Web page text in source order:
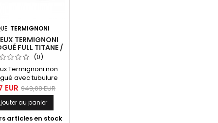
TERMIGNONI
TERMIGNONI
FULL TITANE /
MV AGUSTA
675 / 800 2012-
2016
(0)
Termignoni non
avec tubulure
titane avec
carbone pour MV
Brutale 675 / 800
à 2016 et Rivale
EUR 949,08 EUR
au panier
articles en stock